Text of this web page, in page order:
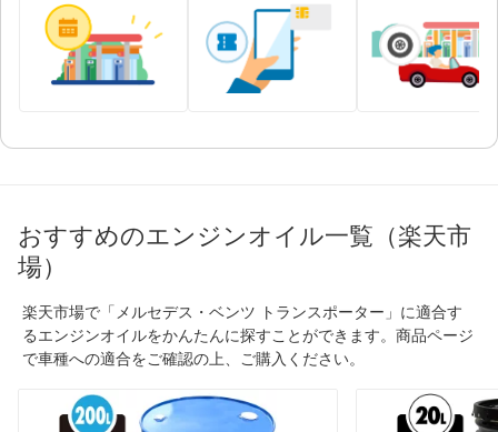
おすすめのエンジンオイル一覧（楽天市
場）
楽天市場で「メルセデス・ベンツ トランスポーター」に適合す
るエンジンオイルをかんたんに探すことができます。商品ページ
で車種への適合をご確認の上、ご購入ください。